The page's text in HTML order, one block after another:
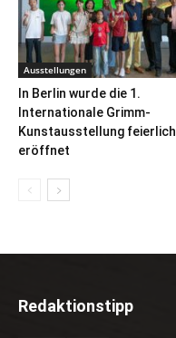
Ausstellungen
In Berlin wurde die 1.
Internationale Grimm-
Kunstausstellung feierlich
eröffnet
Redaktionstipp